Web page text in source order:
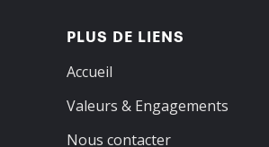
PLUS DE LIENS
Accueil
Valeurs & Engagements
Nous contacter